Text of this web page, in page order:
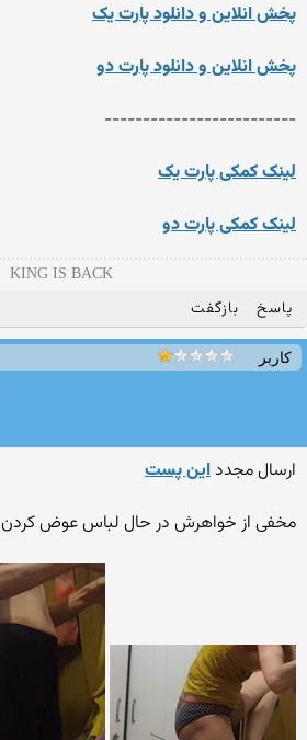
پخش انلاین و دانلود پارت یک
پخش انلاین و دانلود پارت دو
-------------------------
لینک کمکی پارت یک
لینک کمکی پارت دو
KING IS BACK
پاسخ بازگفت
کاربر
ارسال مجدداین پست
مخفی از خواهرش در حال لباس عوض کردن